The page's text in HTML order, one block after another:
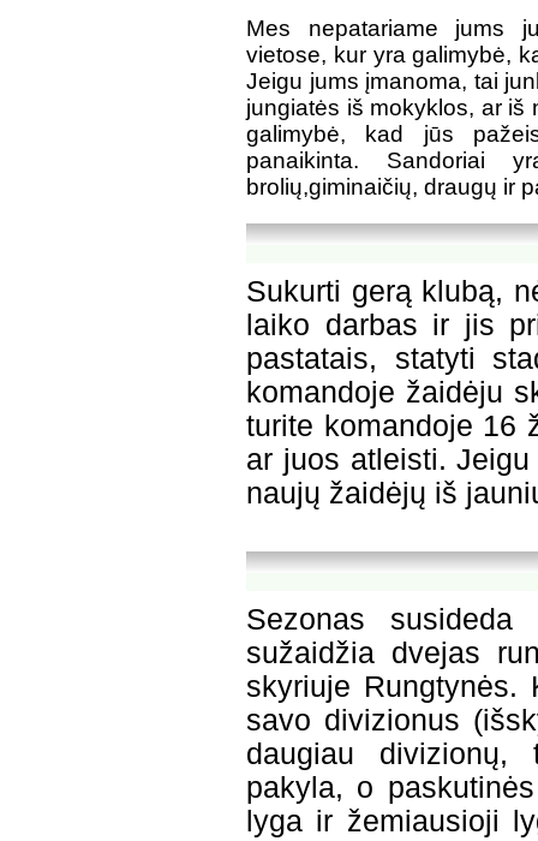
Mes nepatariame jums
vietose, kur yra galimybė,
Jeigu jums įmanoma, tai
jungiatės iš mokyklos, ar iš
galimybė, kad jūs
panaikinta. Sandoriai
brolių,giminaičių, draugų ir
Sukurti gerą klubą,
laiko darbas ir jis
pastatais, statyti
komandoje žaidėju
turite komandoje 16
ar juos atleisti.
naujų žaidėjų iš
Sezonas
sužaidžia dvejas
skyriuje Rungtynės.
savo divizionus
daugiau divizionų,
pakyla, o
lyga ir žemiausioji